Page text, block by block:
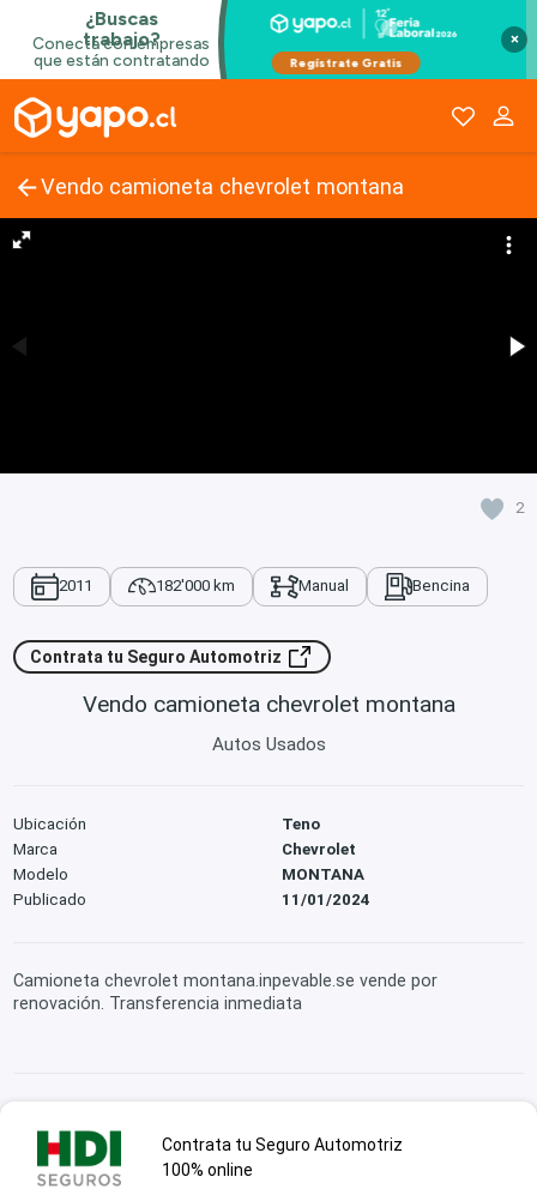
×
Vendo camioneta chevrolet montana
2
2011 182'000 km Manual Bencina
Contrata tu Seguro Automotriz
Vendo camioneta chevrolet montana
Autos Usados
Ubicación
Teno
Marca
Chevrolet
Modelo
MONTANA
Publicado
11/01/2024
Camioneta chevrolet montana.inpevable.se vende por
renovación. Transferencia inmediata
Contrata tu Seguro Automotriz
100% online